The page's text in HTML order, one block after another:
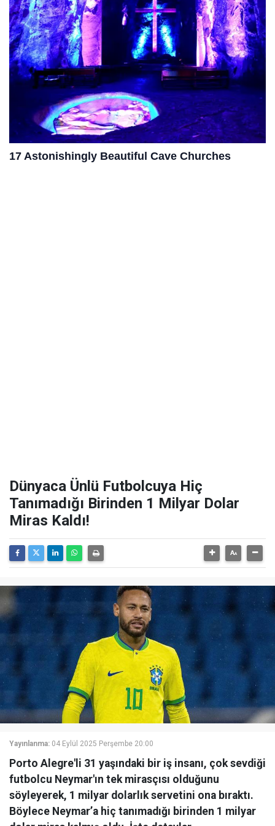
Dünyaca Ünlü Futbolcuya Hiç
Tanımadığı Birinden 1 Milyar Dolar
Miras Kaldı!
Yayınlanma: 04 Eylül 2025 Perşembe 20:00
Porto Alegre'li 31 yaşındaki bir iş insanı, çok sevdiği
futbolcu Neymar'ın tek mirasçısı olduğunu
söyleyerek, 1 milyar dolarlık servetini ona bıraktı.
Böylece Neymar’a hiç tanımadığı birinden 1 milyar